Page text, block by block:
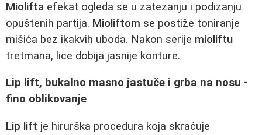
Miolifta efekat ogleda se u zatezanju i podizanju
opuštenih partija. Mioliftom se postiže toniranje
mišića bez ikakvih uboda. Nakon serije mioliftu
tretmana, lice dobija jasnije konture.
Lip lift, bukalno masno jastuče i grba na nosu -
fino oblikovanje
Lip lift je hirurška procedura koja skraćuje